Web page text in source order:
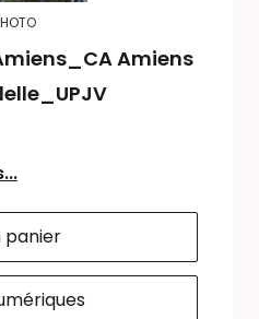
Amiens
panier